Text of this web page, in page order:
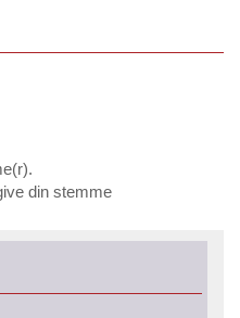
din stemme